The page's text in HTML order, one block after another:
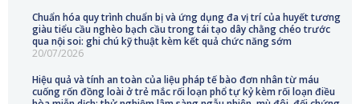
Chuẩn hóa quy trình chuẩn bị và ứng dụng đa vị trí của huyết tương
giàu tiểu cầu nghèo bạch cầu trong tái tạo dây chằng chéo trước
qua nội soi: ghi chú kỹ thuật kèm kết quả chức năng sớm
20/07/2026
Hiệu quả và tính an toàn của liệu pháp tế bào đơn nhân từ máu
cuống rốn đồng loài ở trẻ mắc rối loạn phổ tự kỷ kèm rối loạn điều